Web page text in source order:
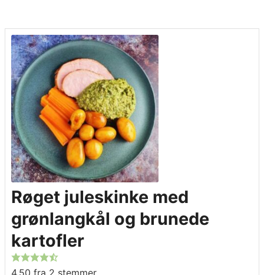
Røget juleskinke med
grønlangkål og brunede
kartofler
4.50 fra 2 stemmer